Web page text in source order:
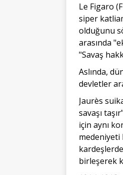
Le Figaro
siper
olduğunu
arasında
"Savaş
Aslında,
devletler
Jaurès
savaşı
için aynı
medeniyeti
birleşerek